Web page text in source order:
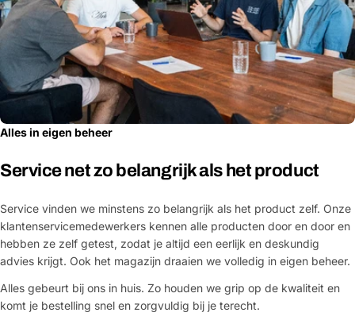
Alles in eigen beheer
Service net zo belangrijk als het product
Service vinden we minstens zo belangrijk als het product zelf. Onze
klantenservicemedewerkers kennen alle producten door en door en
hebben ze zelf getest, zodat je altijd een eerlijk en deskundig
advies krijgt. Ook het magazijn draaien we volledig in eigen beheer.
Alles gebeurt bij ons in huis. Zo houden we grip op de kwaliteit en
komt je bestelling snel en zorgvuldig bij je terecht.